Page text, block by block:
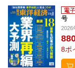
号
2026
8ポ